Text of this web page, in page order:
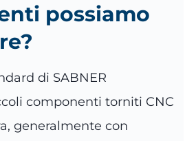
possiamo
di SABNER
componenti torniti CNC
generalmente con